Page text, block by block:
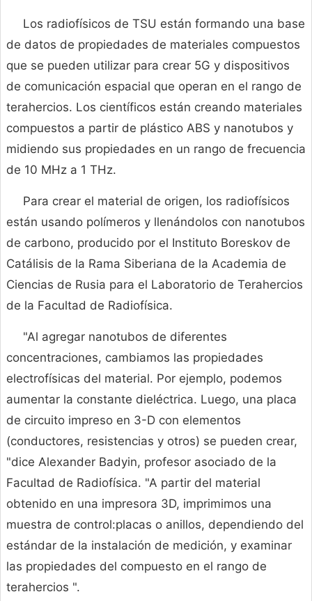
Los radiofísicos de TSU están formando una base
de datos de propiedades de materiales compuestos
que se pueden utilizar para crear 5G y dispositivos
de comunicación espacial que operan en el rango de
terahercios. Los científicos están creando materiales
compuestos a partir de plástico ABS y nanotubos y
midiendo sus propiedades en un rango de frecuencia
de 10 MHz a 1 THz.
Para crear el material de origen, los radiofísicos
están usando polímeros y llenándolos con nanotubos
de carbono, producido por el Instituto Boreskov de
Catálisis de la Rama Siberiana de la Academia de
Ciencias de Rusia para el Laboratorio de Terahercios
de la Facultad de Radiofísica.
"Al agregar nanotubos de diferentes
concentraciones, cambiamos las propiedades
electrofísicas del material. Por ejemplo, podemos
aumentar la constante dieléctrica. Luego, una placa
de circuito impreso en 3-D con elementos
(conductores, resistencias y otros) se pueden crear,
"dice Alexander Badyin, profesor asociado de la
Facultad de Radiofísica. "A partir del material
obtenido en una impresora 3D, imprimimos una
muestra de control:placas o anillos, dependiendo del
estándar de la instalación de medición, y examinar
las propiedades del compuesto en el rango de
terahercios ".